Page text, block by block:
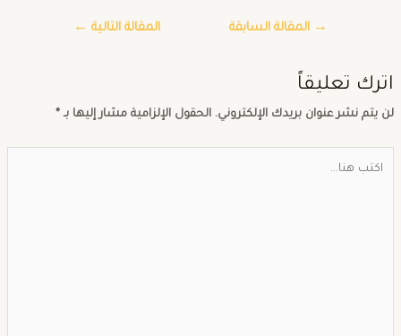
→المقالة السابقة المقالة التالية←
تعليقاً
يتم نشر عنوان بريدك الإلكتروني. الحقول الإلزامية مشار إليها بـ *